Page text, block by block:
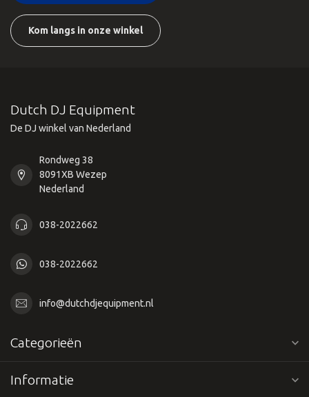
Kom langs in onze winkel
Dutch DJ Equipment
De DJ winkel van Nederland
Rondweg 38
8091XB Wezep
Nederland
038-2022662
038-2022662
info@dutchdjequipment.nl
Categorieën
Informatie